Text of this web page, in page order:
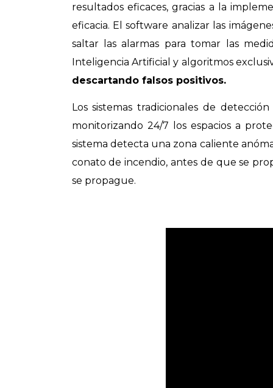
resultados eficaces, gracias a la
eficacia. El software analizar las
saltar las alarmas para tomar las
Inteligencia Artificial y algoritmos
descartando falsos positivos.
Los sistemas tradicionales de
monitorizando 24/7 los espacios a
sistema detecta una zona caliente
conato de incendio, antes de que se
se propague.